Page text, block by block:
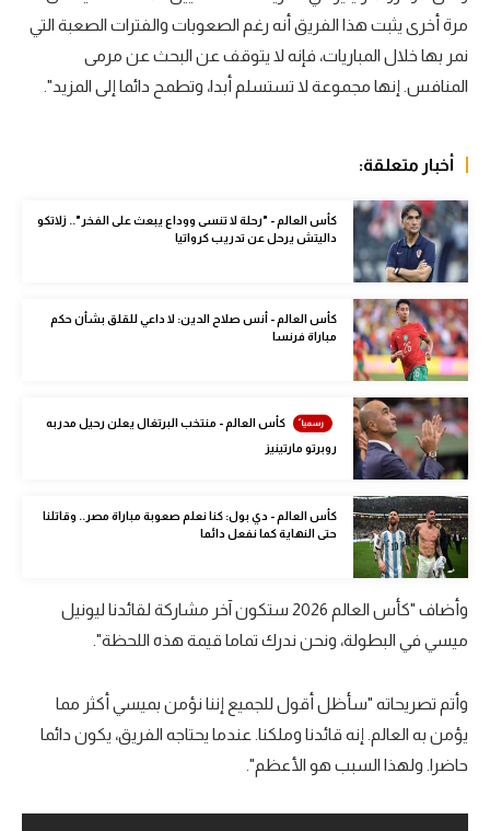
كرة يد
في المونديال
رياضة نسائية
آسيا
ركن الألعاب
أقسام خاصة
Gamers
تحقيق في الجول
تقرير في الجول
تحليل في الجول
كويز في الجول
فيديو في الجول
مرة أخرى يثبت هذا الفريق أنه رغم الصعوبات والفترات الصعبة التي
نمر بها خلال المباريات، فإنه لا يتوقف عن البحث عن مرمى
المنافس. إنها مجموعة لا تستسلم أبدا، وتطمح دائما إلى المزيد".
أخبار متعلقة:
كأس العالم - "رحلة لا تنسى ووداع يبعث على الفخر".. زلاتكو
داليتش يرحل عن تدريب كرواتيا
كأس العالم - أنس صلاح الدين: لا داعي للقلق بشأن حكم
مباراة فرنسا
كأس العالم - منتخب البرتغال يعلن رحيل مدربه
روبرتو مارتينيز
كأس العالم - دي بول: كنا نعلم صعوبة مباراة مصر.. وقاتلنا
حتى النهاية كما نفعل دائما
وأضاف "كأس العالم 2026 ستكون آخر مشاركة لقائدنا ليونيل
ميسي في البطولة، ونحن ندرك تماما قيمة هذه اللحظة".
وأتم تصريحاته "سأظل أقول للجميع إننا نؤمن بميسي أكثر مما
يؤمن به العالم. إنه قائدنا وملكنا. عندما يحتاجه الفريق، يكون دائما
حاضرا. ولهذا السبب هو الأعظم".